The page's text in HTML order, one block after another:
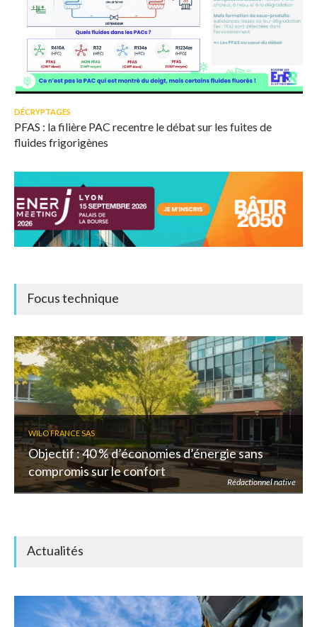
Très médiatisées, les substances per- et polyfluoroalkylées
DÉCRYPTAGES
PFAS : la filière PAC recentre le débat sur les fuites de
fluides frigorigènes
Focus technique
WILO FRANCE SAS
Objectif : 40 % d’économies d’énergie sans
compromis sur le confort
Rédactionnel native
Actualités